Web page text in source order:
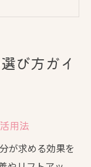
ンの特徴
の集め方
び方ガイ
用法
が求める効果を